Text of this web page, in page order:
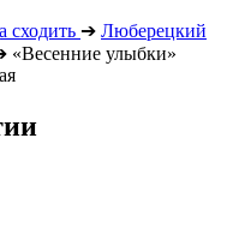
сходить ➔ Люберецкий
«Весенние улыбки»